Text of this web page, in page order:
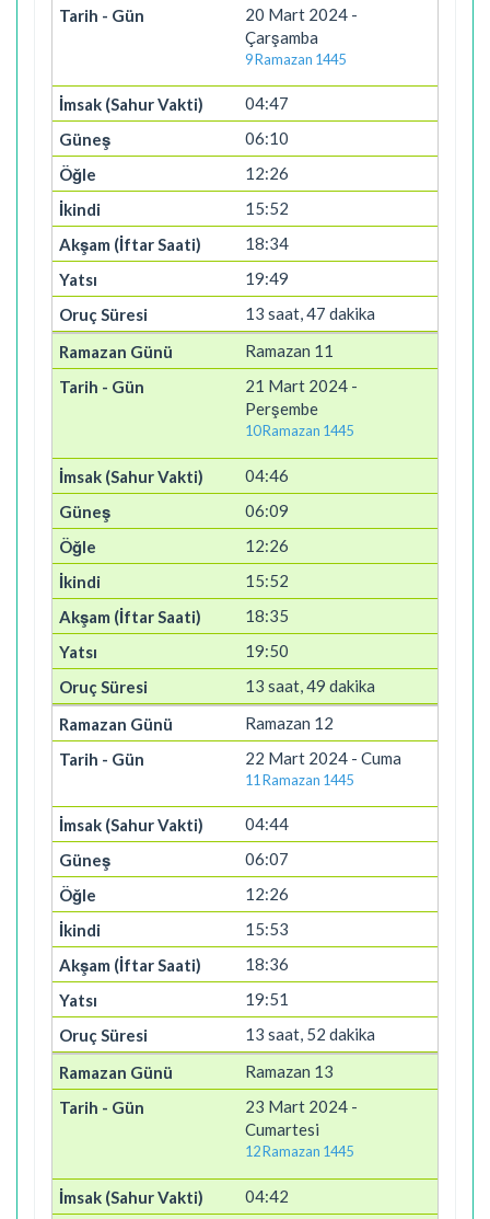
20 Mart 2024 -
Çarşamba
9 Ramazan 1445
04:47
06:10
12:26
15:52
18:34
19:49
13 saat, 47 dakika
Ramazan 11
21 Mart 2024 -
Perşembe
10 Ramazan 1445
04:46
06:09
12:26
15:52
18:35
19:50
13 saat, 49 dakika
Ramazan 12
22 Mart 2024 - Cuma
11 Ramazan 1445
04:44
06:07
12:26
15:53
18:36
19:51
13 saat, 52 dakika
Ramazan 13
23 Mart 2024 -
Cumartesi
12 Ramazan 1445
04:42